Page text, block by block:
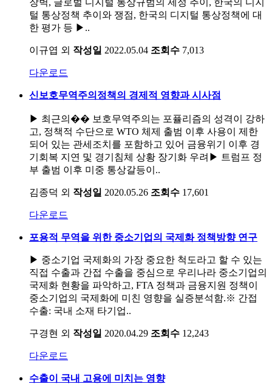
장벽, 글로벌 디지털 통상규범의 제정 추이, 한국의 디지
털 통상정책 추이와 쟁점, 한국의 디지털 통상정책에 대
한 평가 등 ▶..
이규엽 외 작성일 2022.05.04 조회수 7,013
다운로드
신보호무역주의정책의 경제적 영향과 시사점
▶ 최근의�� 보호무역주의는 포퓰리즘의 성격이 강하
고, 정책적 수단으로 WTO 체제 출범 이후 사용이 제한
되어 있는 관세조치를 포함하고 있어 금융위기 이후 경
기회복 지연 및 경기침체 상황 장기화 우려▶ 트럼프 정
부 출범 이후 미중 통상갈등이..
김종덕 외 작성일 2020.05.26 조회수 17,601
다운로드
포용적 무역을 위한 중소기업의 국제화 정책방향 연구
▶ 중소기업 국제화의 가장 중요한 척도라고 할 수 있는
직접 수출과 간접 수출을 중심으로 우리나라 중소기업의
국제화 현황을 파악하고, FTA 정책과 금융지원 정책이
중소기업의 국제화에 미친 영향을 실증분석함.※ 간접
수출: 국내 소재 타기업..
구경현 외 작성일 2020.04.29 조회수 12,243
다운로드
수출이 국내 고용에 미치는 영향